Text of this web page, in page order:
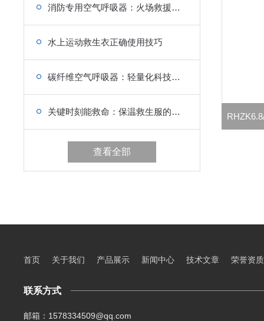
消防专用空气呼吸器：火场救援作业的安全防护屏障
水上运动救生衣正确使用技巧
碳纤维空气呼吸器：轻量化科技守护呼吸安全
关键时刻能救命：保温救生服的规范穿戴步骤与日常维护
查看全部
首页 关于我们 产品展示 新闻中心 技术文章 荣誉资质
联系方式
邮箱：1578334509@qq.com